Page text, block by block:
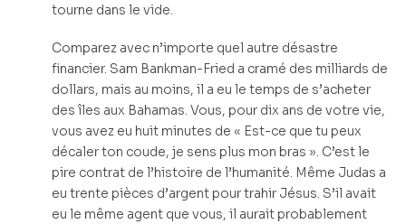
tourne dans le vide.
Comparez avec n’importe quel autre désastre
financier. Sam Bankman-Fried a cramé des milliards de
dollars, mais au moins, il a eu le temps de s’acheter
des îles aux Bahamas. Vous, pour dix ans de votre vie,
vous avez eu huit minutes de « Est-ce que tu peux
décaler ton coude, je sens plus mon bras ». C’est le
pire contrat de l’histoire de l’humanité. Même Judas a
eu trente pièces d’argent pour trahir Jésus. S’il avait
eu le même agent que vous, il aurait probablement